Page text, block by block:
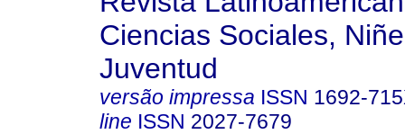
Ciencias Sociales,
Juventud
versão impressa ISSN 1692-
line ISSN 2027-7679